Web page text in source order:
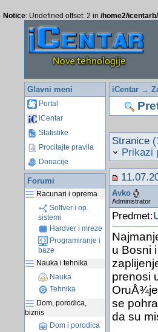
Notice: Undefined offset: 2 in /home2/
Glavni meni
Portal
iCentar
Statistike
Procitajte pravila
Donacije
Forumi
Racunari i oprema
Softver i op.
sistemi
Hardver i mreze
Programiranje i
baze
Nauka i tehnika
Nauka
Tehnika
Dom, porodica,
biznis
Dom i porodica
iCentar→
Stranice
Prikazi
Avko
Administrator
Predmet:
u Bosni
prenosi
se
da su